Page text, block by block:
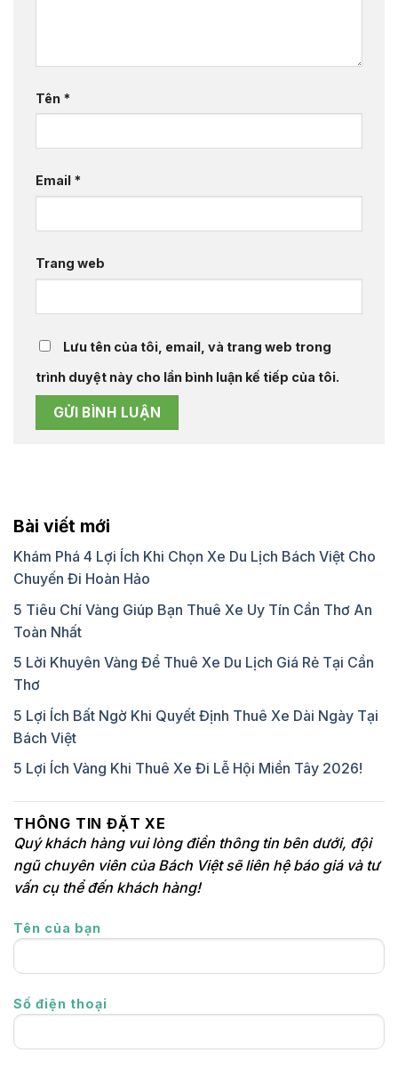
Tên *
Email *
Trang web
Lưu tên của tôi, email, và trang web trong
trình duyệt này cho lần bình luận kế tiếp của tôi.
Bài viết mới
Khám Phá 4 Lợi Ích Khi Chọn Xe Du Lịch Bách Việt Cho
Chuyến Đi Hoàn Hảo
5 Tiêu Chí Vàng Giúp Bạn Thuê Xe Uy Tín Cần Thơ An
Toàn Nhất
5 Lời Khuyên Vàng Để Thuê Xe Du Lịch Giá Rẻ Tại Cần
Thơ
5 Lợi Ích Bất Ngờ Khi Quyết Định Thuê Xe Dài Ngày Tại
Bách Việt
5 Lợi Ích Vàng Khi Thuê Xe Đi Lễ Hội Miền Tây 2026!
THÔNG TIN ĐẶT XE
Quý khách hàng vui lòng điền thông tin bên dưới, đội
ngũ chuyên viên của Bách Việt sẽ liên hệ báo giá và tư
vấn cụ thể đến khách hàng!
Tên của bạn
Số điện thoại